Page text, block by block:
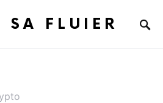
SA FLUIER